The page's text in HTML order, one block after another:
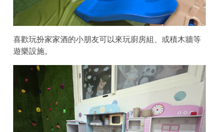
喜歡玩扮家家酒的小朋友可以來玩廚房組、或積木牆等
遊樂設施。